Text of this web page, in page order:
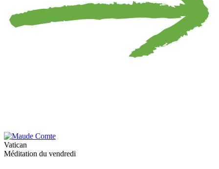
Vatican
Méditation du vendredi